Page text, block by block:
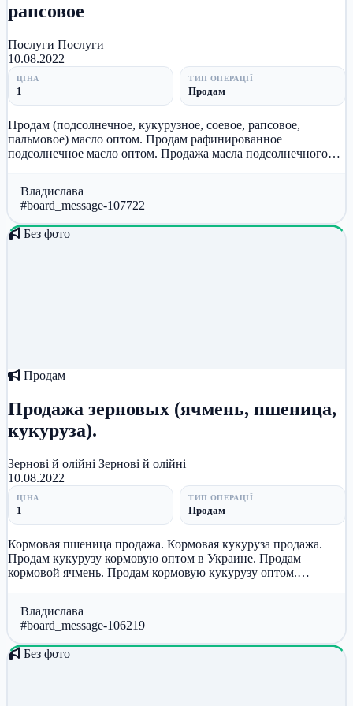
рапсовое
Послуги Послуги
10.08.2022
ЦІНА
1
ТИП ОПЕРАЦІЇ
Продам
Продам (подсолнечное, кукурузное, соевое, рапсовое,
пальмовое) масло оптом. Продам рафинированное
подсолнечное масло оптом. Продажа масла подсолнечного
Владислава
#board_message-107722
Без фото
Продам
Продажа зерновых (ячмень, пшеница,
кукуруза).
Зернові й олійні Зернові й олійні
10.08.2022
ЦІНА
1
ТИП ОПЕРАЦІЇ
Продам
Кормовая пшеница продажа. Кормовая кукуруза продажа.
Продам кукурузу кормовую оптом в Украине. Продам
кормовой ячмень. Продам кормовую кукурузу оптом.
Владислава
#board_message-106219
Без фото